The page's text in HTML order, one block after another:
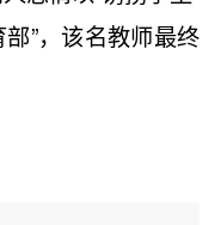
部”，该名教师最终